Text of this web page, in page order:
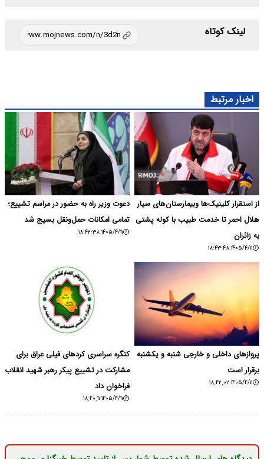
لینک کوتاه
اخبار مرتبط
از استقرار کلینیک‌ها وبیمارستان‌های سیار
هلال احمر تا خدمت طبیب‌ با کوله پشتی
به زائران
۱۴۰۵/۴/۱۱ ۱۸:۴۳:۴۸
دعوت وزیر راه به حضور در مراسم تشییع؛
تمامی امکانات حمل‌ونقل بسیج شد
۱۴۰۵/۴/۱۱ ۱۸:۴۲:۳۸
پروازهای داخلی و خارجی شنبه و یکشنبه
برقرار است
۱۴۰۵/۴/۱۱ ۱۸:۴۲:۰۲
کنگره سراسری کردهای فیلی عراق برای
مشارکت در تشییع پیکر رهبر شهید انقلاب
فراخوان داد
۱۴۰۵/۴/۱۱ ۱۸:۴۰:۱۱